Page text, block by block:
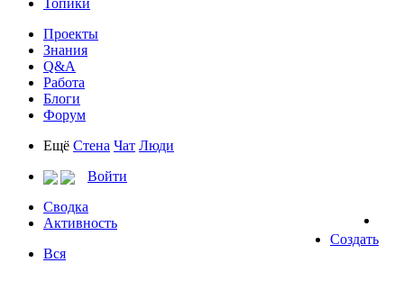
Топики
Проекты
Знания
Q&A
Работа
Блоги
Форум
Ещё Стена Чат Люди
Войти
Сводка
Активность
Создать
Вся